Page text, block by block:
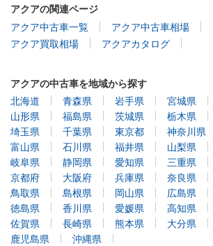
アクアの関連ページ
アクア中古車一覧
アクア中古車相場
アクア買取相場
アクアカタログ
アクアの中古車を地域から探す
北海道
青森県 岩手県 宮城県
山形県
福島県 茨城県 栃木県
埼玉県
千葉県 東京都 神奈川県
富山県
石川県 福井県 山梨県
岐阜県
静岡県 愛知県 三重県
京都府
大阪府 兵庫県 奈良県
鳥取県
島根県 岡山県 広島県
徳島県
香川県 愛媛県 高知県
佐賀県
長崎県 熊本県 大分県
鹿児島県
沖縄県